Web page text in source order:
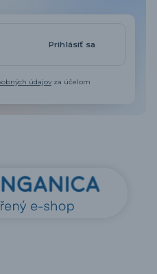
Prihlásiť sa
údajov za účelom